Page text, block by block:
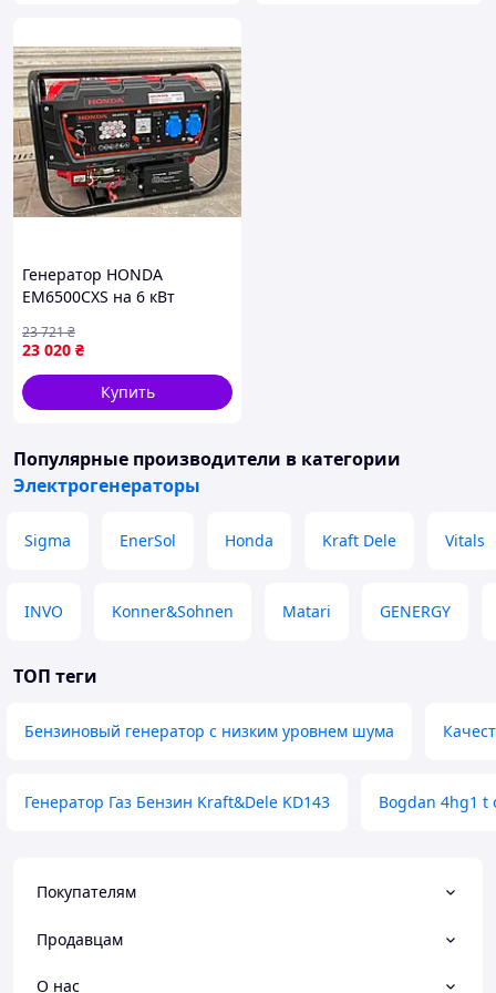
ДОСТАВКА ПО всей УКРАИНЕ:
Мы качественно и надежно упаковываем все наши
посылки, за сохранение содержимого можете не
беспокоиться.
Смотрите наши другие объявления.
Генератор HONDA
EM6500CXS на 6 кВт
однофазный
23 020 ₴
23 721₴
Купить
Популярные производители в категории
Электрогенераторы
Sigma EnerSol Honda Kraft Dele Vitals
INVO Konner&Sohnen Matari GENERGY
ТОП теги
Бензиновый генератор с низким уровнем шума
Генератор Газ Бензин Kraft&Dele KD143 Bogdan 4hg1 t
Покупателям
Продавцам
О нас